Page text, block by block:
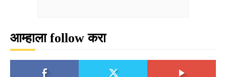
आम्हाला follow करा